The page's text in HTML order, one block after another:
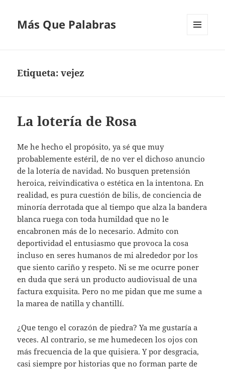
Más Que Palabras
Etiqueta:vejez
La lotería de Rosa
Me he hecho el propósito, ya sé que muy
probablemente estéril, de no ver el dichoso anuncio
de la lotería de navidad. No busquen pretensión
heroica, reivindicativa o estética en la intentona. En
realidad, es pura cuestión de bilis, de conciencia de
minoría derrotada que al tiempo que alza la bandera
blanca ruega con toda humildad que no le
encabronen más de lo necesario. Admito con
deportividad el entusiasmo que provoca la cosa
incluso en seres humanos de mi alrededor por los
que siento cariño y respeto. Ni se me ocurre poner
en duda que será un producto audiovisual de una
factura exquisita. Pero no me pidan que me sume a
la marea de natilla y chantillí.
¿Que tengo el corazón de piedra? Ya me gustaría a
veces. Al contrario, se me humedecen los ojos con
más frecuencia de la que quisiera. Y por desgracia,
casi siempre por historias que no forman parte de